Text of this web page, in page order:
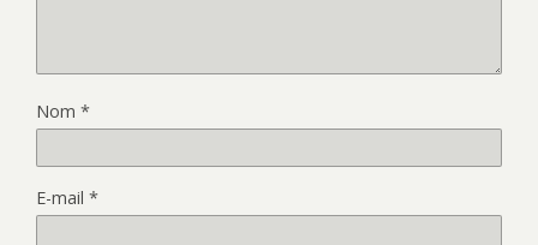
Nom *
E-mail *